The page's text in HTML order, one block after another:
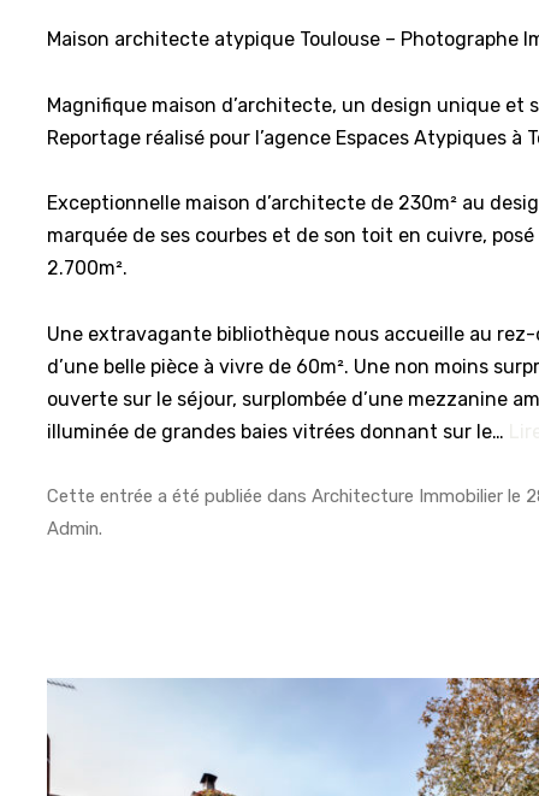
Maison architecte atypique Toulouse – Photographe
Magnifique maison d’architecte, un design unique et
Reportage réalisé pour l’agence Espaces Atypiques à
Exceptionnelle maison d’architecte de 230m² au
marquée de ses courbes et de son toit en cuivre,
2.700m².
Une extravagante bibliothèque nous accueille au
d’une belle pièce à vivre de 60m². Une non moins
ouverte sur le séjour, surplombée d’une mezzanine
illuminée de grandes baies vitrées donnant sur le…
Cette entrée a été publiée dansArchitecture Immobilier le
Admin.